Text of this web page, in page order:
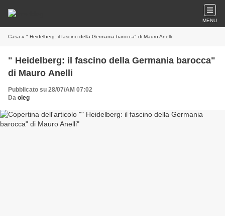
MENU
Casa » " Heidelberg: il fascino della Germania barocca" di Mauro Anelli
" Heidelberg: il fascino della Germania barocca"
di Mauro Anelli
Pubblicato su 28/07/AM 07:02
Da oleg